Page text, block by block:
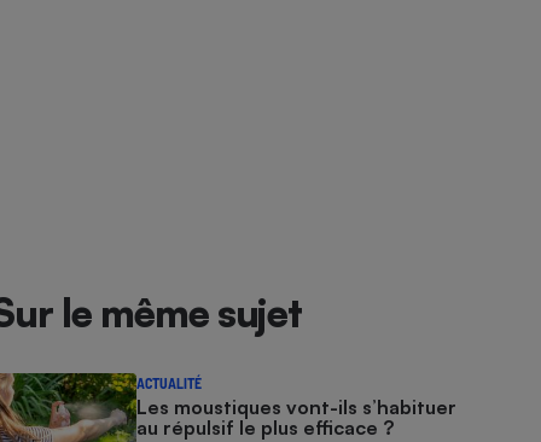
le même sujet
ACTUALITÉ
Les moustiques vont-ils s’habituer
au répulsif le plus efficace ?